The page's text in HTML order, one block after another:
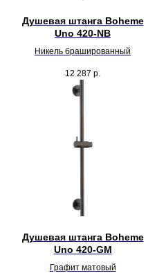
Душевая штанга Boheme
Uno 420-NB
Никель брашированный
12 287 р.
Душевая штанга Boheme
Uno 420-GM
Графит матовый